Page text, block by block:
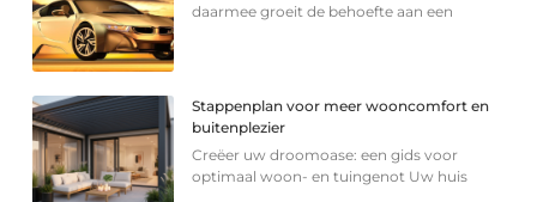
daarmee groeit de behoefte aan een
Stappenplan voor meer wooncomfort en
buitenplezier
Creëer uw droomoase: een gids voor
optimaal woon- en tuingenot Uw huis